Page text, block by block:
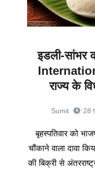
इडली-सांभर
राज्य के
Sumit 28
बृहस्पतिवार को भाजपा विधायक माइकल लोबो ने एक
चौंकाने वाला दावा
की बिक्री से